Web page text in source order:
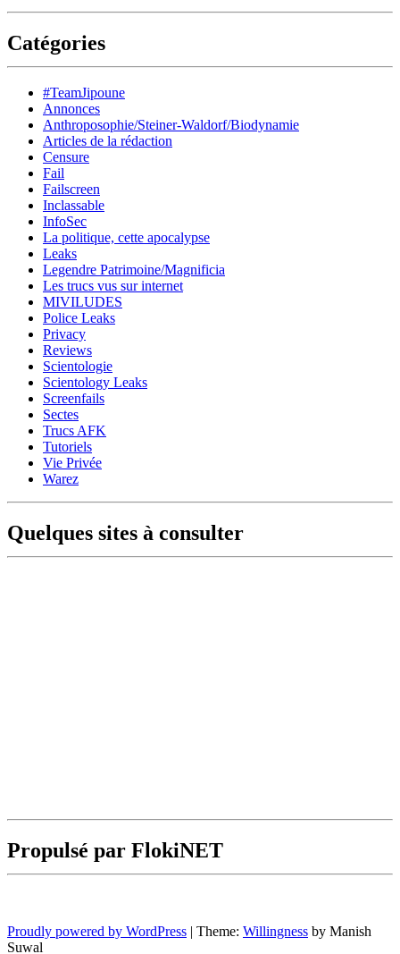
Catégories
#TeamJipoune
Annonces
Anthroposophie/Steiner-Waldorf/Biodynamie
Articles de la rédaction
Censure
Fail
Failscreen
Inclassable
InfoSec
La politique, cette apocalypse
Leaks
Legendre Patrimoine/Magnificia
Les trucs vus sur internet
MIVILUDES
Police Leaks
Privacy
Reviews
Scientologie
Scientology Leaks
Screenfails
Sectes
Trucs AFK
Tutoriels
Vie Privée
Warez
Quelques sites à consulter
Propulsé par FlokiNET
Proudly powered by WordPress | Theme: Willingness by Manish
Suwal